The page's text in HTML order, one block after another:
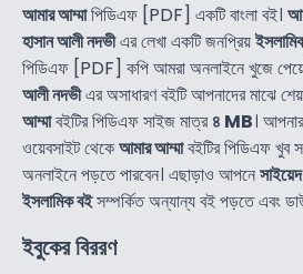
আমার আম্মাপিডিএফ [PDF] একটি বাংলা বই।
হাসান আলী নদভীএর লেখা একটি জনপ্রিয়
পিডিএফ [PDF] কপি আমরা অনলাইনে খুজে
আলী নদভীএর অসাধারণ বইটি আপনাদের মাঝে
আম্মাবইটির পিডিএফ সাইজ মাত্র৪ MB।
ওয়েবসাইট থেকেআমার আম্মাবইটির পিডিএফ খুব
অনলাইনে পড়তে পারবেন। এছাড়াও আপনে
ইসলামিক বইসম্পর্কিত অন্যান্য বই পড়তে এবং
ইবুকের বিররণ